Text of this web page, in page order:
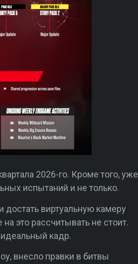
2026-го. Кроме того, уже
испытаний и не только.
виртуальную камеру
это рассчитывать не стоит.
кадр.
внесло правки в битвы